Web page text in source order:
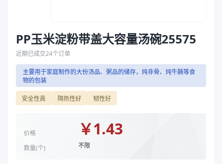
克重（g）
86
容量（ml）
2000
商品图片
PP玉米淀粉带盖大容量汤碗25575
近期已成交24个订单
主要用于家庭制作的大份汤品、粥品的储存，炖非骨、炖牛腩等食
物的包装
安全性高 隔热性好 韧性好
价格
数量(个)
￥1.43
不限